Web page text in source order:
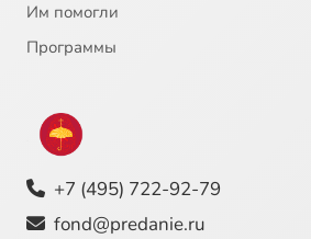
Им помогли
Программы
+7 (495) 722-92-79
fond@predanie.ru